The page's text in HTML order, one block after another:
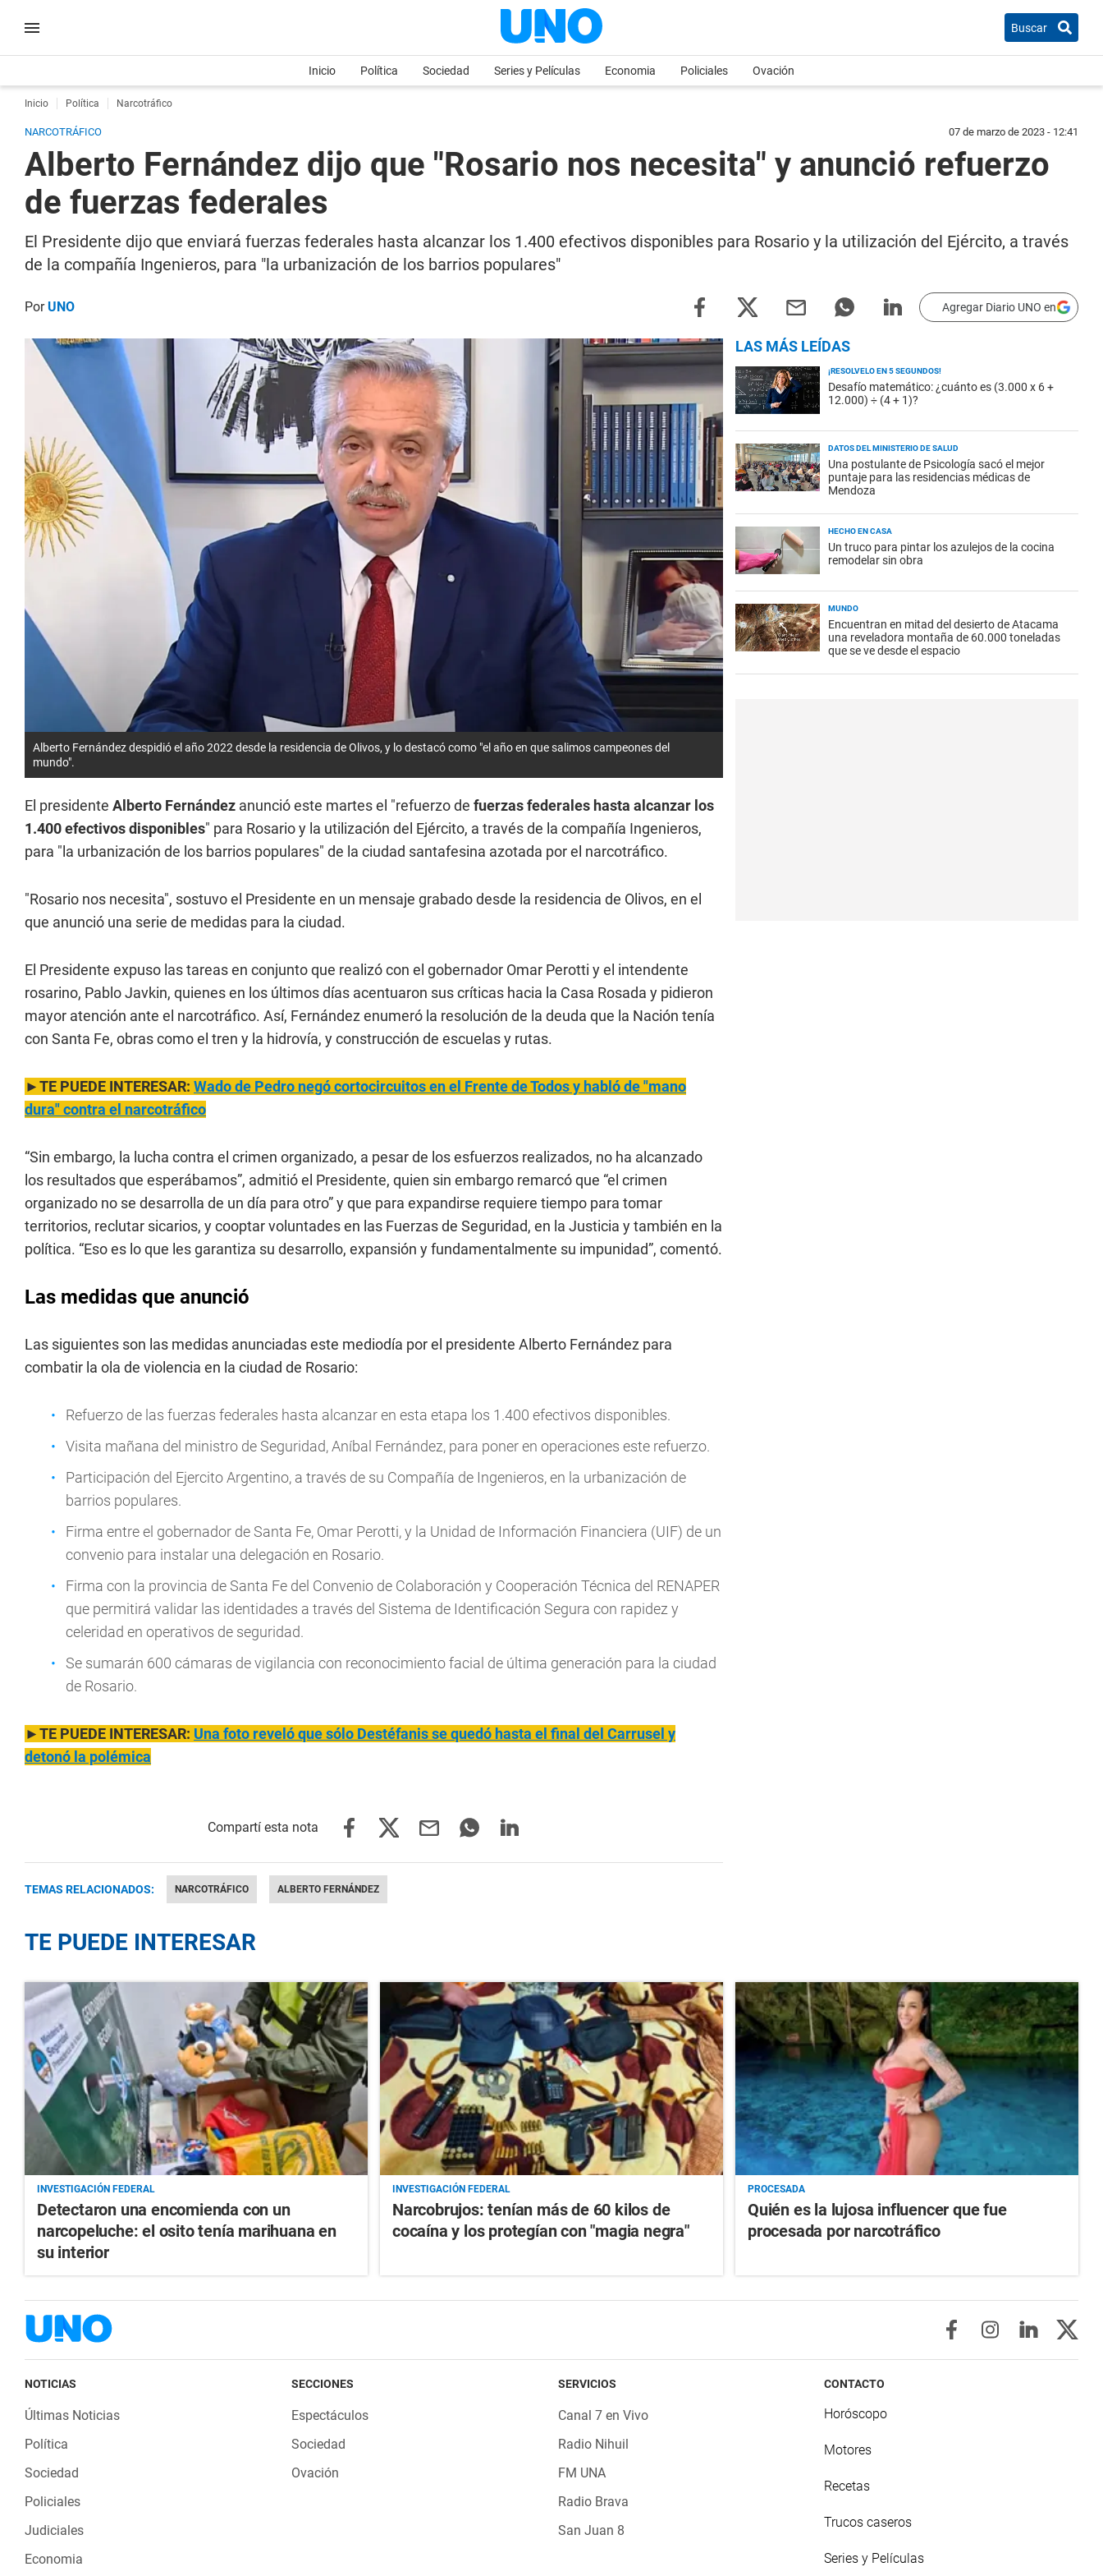
Buscar
Inicio Política Sociedad Series y Películas Economia Policiales Ovación
Inicio Política Narcotráfico
NARCOTRÁFICO 07 de marzo de 2023 - 12:41
Alberto Fernández dijo que "Rosario nos necesita" y anunció refuerzo
de fuerzas federales
El Presidente dijo que enviará fuerzas federales hasta alcanzar los 1.400 efectivos disponibles para Rosario y la utilización del Ejército, a través
de la compañía Ingenieros, para "la urbanización de los barrios populares"
PorUNO Agregar Diario UNO en
Alberto Fernández despidió el año 2022 desde la residencia de Olivos, y lo destacó como "el año en que salimos campeones del
mundo".
El presidente Alberto Fernández anunció este martes el "refuerzo de fuerzas federales hasta alcanzar los
1.400 efectivos disponibles" para Rosario y la utilización del Ejército, a través de la compañía Ingenieros,
para "la urbanización de los barrios populares" de la ciudad santafesina azotada por el narcotráfico.
"Rosario nos necesita", sostuvo el Presidente en un mensaje grabado desde la residencia de Olivos, en el
que anunció una serie de medidas para la ciudad.
El Presidente expuso las tareas en conjunto que realizó con el gobernador Omar Perotti y el intendente
rosarino, Pablo Javkin, quienes en los últimos días acentuaron sus críticas hacia la Casa Rosada y pidieron
mayor atención ante el narcotráfico. Así, Fernández enumeró la resolución de la deuda que la Nación tenía
con Santa Fe, obras como el tren y la hidrovía, y construcción de escuelas y rutas.
►TE PUEDE INTERESAR: Wado de Pedro negó cortocircuitos en el Frente de Todos y habló de "mano
dura" contra el narcotráfico
“Sin embargo, la lucha contra el crimen organizado, a pesar de los esfuerzos realizados, no ha alcanzado
los resultados que esperábamos”, admitió el Presidente, quien sin embargo remarcó que “el crimen
organizado no se desarrolla de un día para otro” y que para expandirse requiere tiempo para tomar
territorios, reclutar sicarios, y cooptar voluntades en las Fuerzas de Seguridad, en la Justicia y también en la
política. “Eso es lo que les garantiza su desarrollo, expansión y fundamentalmente su impunidad”, comentó.
Las medidas que anunció
Las siguientes son las medidas anunciadas este mediodía por el presidente Alberto Fernández para
combatir la ola de violencia en la ciudad de Rosario:
Refuerzo de las fuerzas federales hasta alcanzar en esta etapa los 1.400 efectivos disponibles.
Visita mañana del ministro de Seguridad, Aníbal Fernández, para poner en operaciones este refuerzo.
Participación del Ejercito Argentino, a través de su Compañía de Ingenieros, en la urbanización de
barrios populares.
Firma entre el gobernador de Santa Fe, Omar Perotti, y la Unidad de Información Financiera (UIF) de un
convenio para instalar una delegación en Rosario.
Firma con la provincia de Santa Fe del Convenio de Colaboración y Cooperación Técnica del RENAPER
que permitirá validar las identidades a través del Sistema de Identificación Segura con rapidez y
celeridad en operativos de seguridad.
Se sumarán 600 cámaras de vigilancia con reconocimiento facial de última generación para la ciudad
de Rosario.
►TE PUEDE INTERESAR: Una foto reveló que sólo Destéfanis se quedó hasta el final del Carrusel y
detonó la polémica
TEMAS RELACIONADOS: NARCOTRÁFICO ALBERTO FERNÁNDEZ
LAS MÁS LEÍDAS
¡RESOLVELO EN 5 SEGUNDOS!
Desafío matemático: ¿cuánto es (3.000 x 6 +
12.000) ÷ (4 + 1)?
DATOS DEL MINISTERIO DE SALUD
Una postulante de Psicología sacó el mejor
puntaje para las residencias médicas de
Mendoza
HECHO EN CASA
Un truco para pintar los azulejos de la cocina
remodelar sin obra
MUNDO
Encuentran en mitad del desierto de Atacama
una reveladora montaña de 60.000 toneladas
que se ve desde el espacio
TE PUEDE INTERESAR
INVESTIGACIÓN FEDERAL
Detectaron una encomienda con un
narcopeluche: el osito tenía marihuana en
su interior
INVESTIGACIÓN FEDERAL
Narcobrujos: tenían más de 60 kilos de
cocaína y los protegían con "magia negra"
PROCESADA
Quién es la lujosa influencer que fue
procesada por narcotráfico
NOTICIAS
Últimas Noticias
Política
Sociedad
Policiales
Judiciales
Economia
SECCIONES
Espectáculos
Sociedad
Ovación
SERVICIOS
Canal 7 en Vivo
Radio Nihuil
FM UNA
Radio Brava
San Juan 8
CONTACTO
Horóscopo
Motores
Recetas
Trucos caseros
Series y Películas